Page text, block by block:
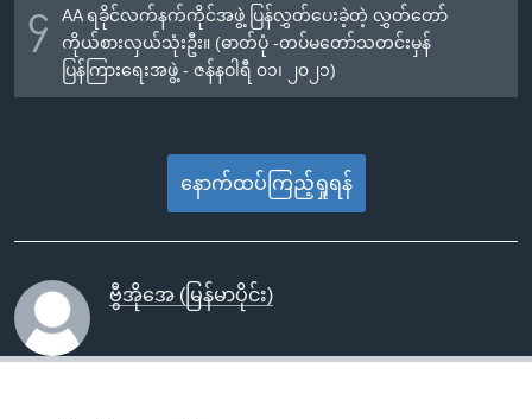
၄
AA ရခိုင်လက်နက်ကိုင်အဖွဲ့ ပြန်လွှတ်ပေးခဲ့တဲ့ လွှတ်တော်
ကိုယ်စားလှယ်သုံးဦး။ (ဓာတ်ပုံ -တပ်မတော်သတင်းမှန်
ပြန်ကြားရေးအဖွဲ့ - ဇန်နဝါရီ ၀၁၊ ၂၀၂၁)
နောက်ထပ်ကြည့်ရှုရန်
ဗွီအိုအေ (မြန်မာပိုင်း)